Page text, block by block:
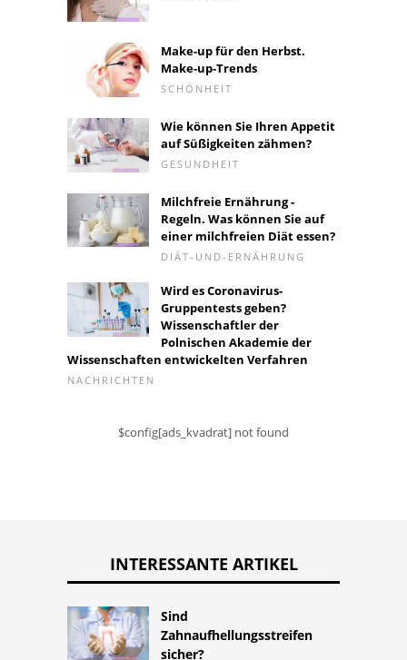
Make-up für den Herbst.
Make-up-Trends
SCHÖNHEIT
Wie können Sie Ihren Appetit
auf Süßigkeiten zähmen?
GESUNDHEIT
Milchfreie Ernährung -
Regeln. Was können Sie auf
einer milchfreien Diät essen?
DIÄT-UND-ERNÄHRUNG
Wird es Coronavirus-
Gruppentests geben?
Wissenschaftler der
Polnischen Akademie der
Wissenschaften entwickelten Verfahren
NACHRICHTEN
$config[ads_kvadrat] not found
INTERESSANTE ARTIKEL
Sind
Zahnaufhellungsstreifen
sicher?